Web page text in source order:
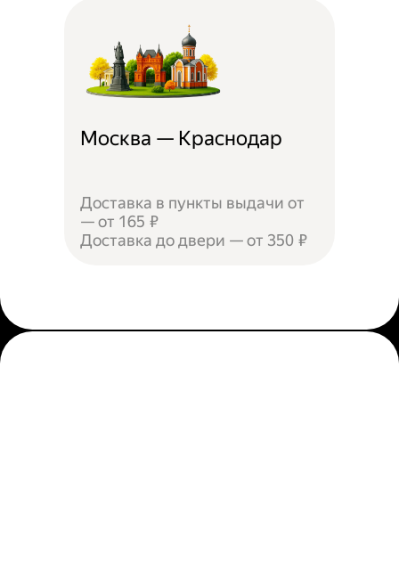
Москва — Краснодар
Доставка в пункты выдачи от
— от 165 ₽
Доставка до двери — от 350 ₽